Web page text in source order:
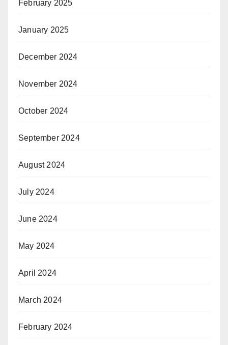
February 2025
January 2025
December 2024
November 2024
October 2024
September 2024
August 2024
July 2024
June 2024
May 2024
April 2024
March 2024
February 2024